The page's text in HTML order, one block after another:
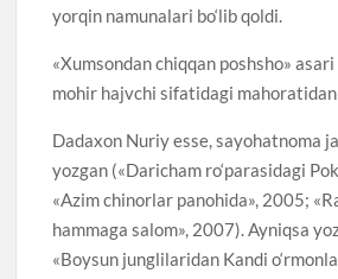
yorqin namunalari bo‘lib qoldi.
«Xumsondan chiqqan poshsho»
mohir hajvchi sifatidagi
Dadaxon Nuriy esse, sayohatnoma
yozgan («Daricham ro‘parasidagi
«Azim chinorlar panohida», 2005;
hammaga salom», 2007). Ayniqsa
«Boysun junglilaridan Kandi